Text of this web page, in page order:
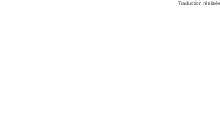
Traduction